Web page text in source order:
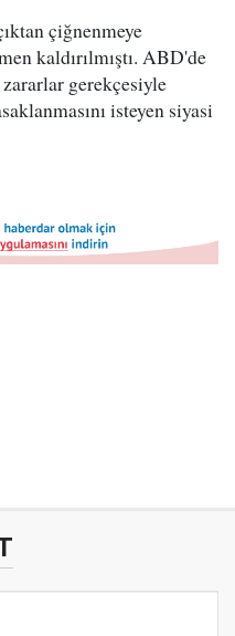
çiğnenmeye
kaldırılmıştı. ABD'de
gerekçesiyle
isteyen siyasi